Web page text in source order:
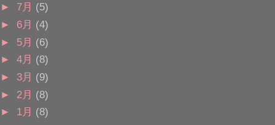
► 7月 (5)
► 6月 (4)
► 5月 (6)
► 4月 (8)
► 3月 (9)
► 2月 (8)
► 1月 (8)